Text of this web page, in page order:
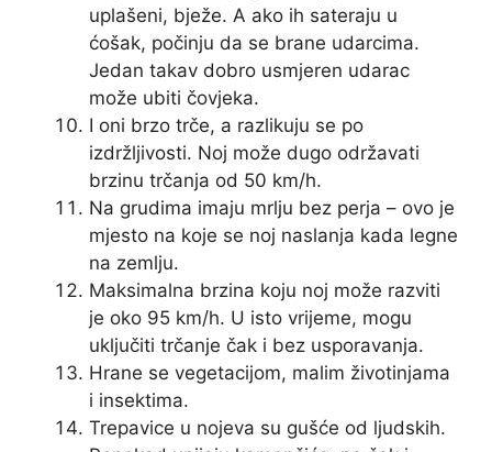
uplašeni, bježe. A ako ih sateraju u
ćošak, počinju da se brane udarcima.
Jedan takav dobro usmjeren udarac
može ubiti čovjeka.
I oni brzo trče, a razlikuju se po
izdržljivosti. Noj može dugo održavati
brzinu trčanja od 50 km/h.
Na grudima imaju mrlju bez perja – ovo je
mjesto na koje se noj naslanja kada legne
na zemlju.
Maksimalna brzina koju noj može razviti
je oko 95 km/h. U isto vrijeme, mogu
uključiti trčanje čak i bez usporavanja.
Hrane se vegetacijom, malim životinjama
i insektima.
Trepavice u nojeva su gušće od ljudskih.